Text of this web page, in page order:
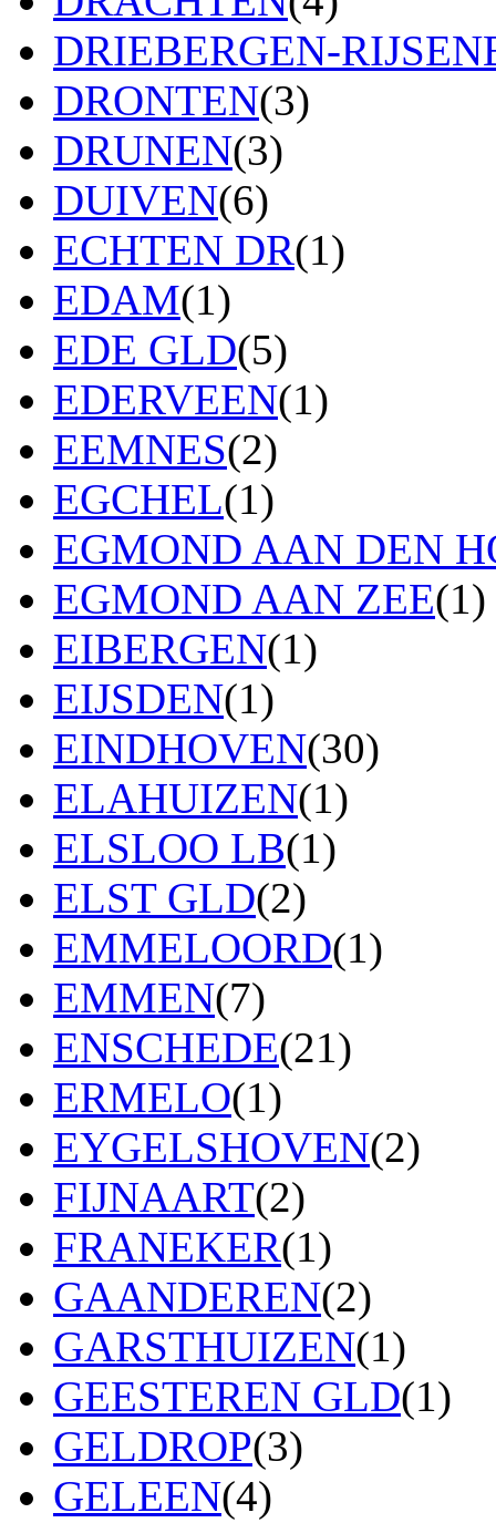
DRIEBERGEN-
DRONTEN(3)
DRUNEN(3)
DUIVEN(6)
ECHTEN DR(1)
EDAM(1)
EDE GLD(5)
EDERVEEN(1)
EEMNES(2)
EGCHEL(1)
EGMOND AAN DEN
EGMOND AAN ZEE(1)
EIBERGEN(1)
EIJSDEN(1)
EINDHOVEN(30)
ELAHUIZEN(1)
ELSLOO LB(1)
ELST GLD(2)
EMMELOORD(1)
EMMEN(7)
ENSCHEDE(21)
ERMELO(1)
EYGELSHOVEN(2)
FIJNAART(2)
FRANEKER(1)
GAANDEREN(2)
GARSTHUIZEN(1)
GEESTEREN GLD(1)
GELDROP(3)
GELEEN(4)